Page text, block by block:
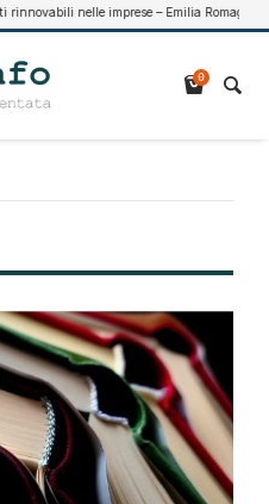
nelle imprese – Emilia Romagna
0